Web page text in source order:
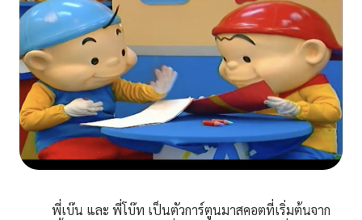
พี่เบ๊น และ พี่โบ๊ท เป็นตัวการ์ตูนมาสคอตที่เริ่มต้นจาก